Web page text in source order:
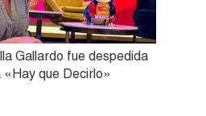
Gallardo fue despedida
«Hay que Decirlo»